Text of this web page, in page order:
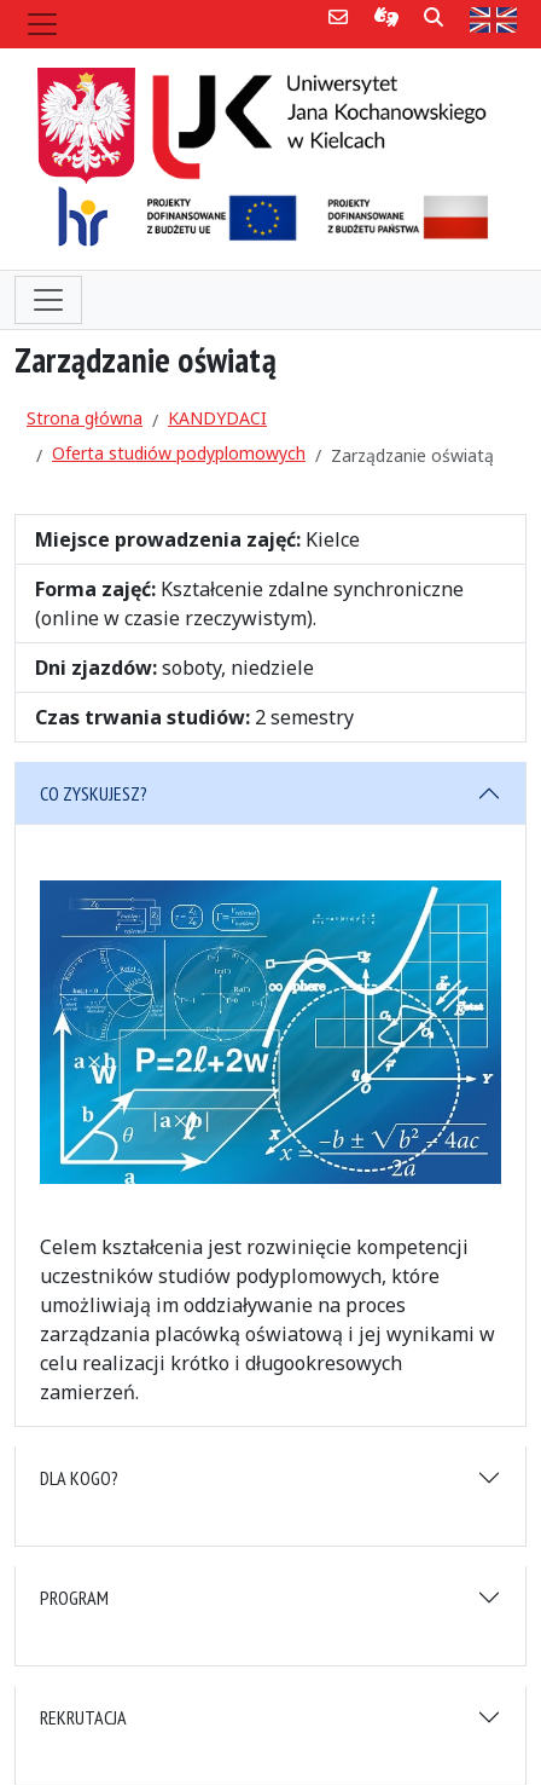
Poczta e-mailInformacje dla
Szukaj
Zarządzanie oświatą
Strona główna
KANDYDACI
Oferta studiów podyplomowych
Zarządzanie oświatą
Miejsce prowadzenia zajęć: Kielce
Forma zajęć: Kształcenie zdalne synchroniczne
(online w czasie rzeczywistym).
Dni zjazdów:soboty, niedziele
Czas trwania studiów: 2 semestry
CO ZYSKUJESZ?
Celem kształcenia jest rozwinięcie kompetencji
uczestników studiów podyplomowych, które
umożliwiają im oddziaływanie na proces
zarządzania placówką oświatową i jej wynikami w
celu realizacji krótko i długookresowych
zamierzeń.
DLA KOGO?
PROGRAM
REKRUTACJA